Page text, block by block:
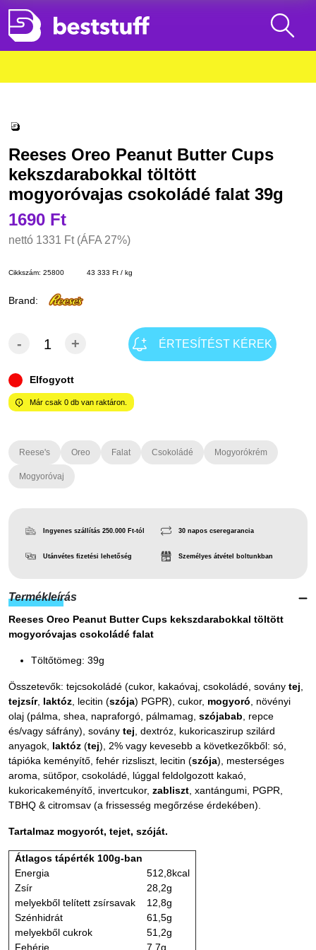
Reeses Oreo Peanut Butter Cups
kekszdarabokkal töltött
mogyoróvajas csokoládé falat 39g
1690 Ft
nettó 1331 Ft (ÁFA 27%)
Cikkszám: 25800 43 333 Ft / kg
Brand:
- + ÉRTESÍTÉST KÉREK
Elfogyott
Már csak 0 db van raktáron.
Reese's Oreo Falat Csokoládé Mogyorókrém
Mogyoróvaj
Ingyenes szállítás 250.000 Ft-tól
Utánvétes fizetési lehetőség
30 napos cseregarancia
Személyes átvétel boltunkban
Termékleírás
Reeses Oreo Peanut Butter Cups kekszdarabokkal töltött
mogyoróvajas csokoládé falat
Töltőtömeg: 39g
Összetevők: tejcsokoládé (cukor, kakaóvaj, csokoládé, sovány tej,
tejzsír, laktóz, lecitin (szója) PGPR), cukor, mogyoró, növényi
olaj (pálma, shea, napraforgó, pálmamag, szójabab, repce
és/vagy sáfrány), sovány tej, dextróz, kukoricaszirup szilárd
anyagok, laktóz (tej), 2% vagy kevesebb a következőkből: só,
tápióka keményítő, fehér rizsliszt, lecitin (szója), mesterséges
aroma, sütőpor, csokoládé, lúggal feldolgozott kakaó,
kukoricakeményítő, invertcukor, zabliszt, xantángumi, PGPR,
TBHQ & citromsav (a frissesség megőrzése érdekében).
Tartalmaz mogyorót, tejet, szóját.
Átlagos tápérték 100g-ban
Energia
512,8kcal
Zsír
28,2g
melyekből telített zsírsavak
12,8g
Szénhidrát
61,5g
melyekből cukrok
51,2g
Fehérje
7,7g